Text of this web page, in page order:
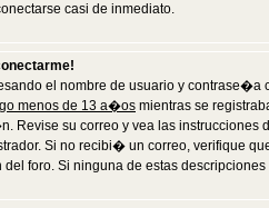
casi de inmediato.
el nombre de usuario y
menos de 13 a�os mientras se
Revise su correo y vea las
Si no recibi� un correo, verifique
foro. Si ninguna de estas